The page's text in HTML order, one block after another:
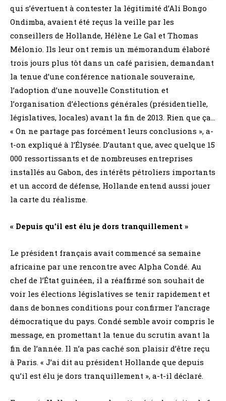
qui s’évertuent à contester la légitimité d’Ali Bongo
Ondimba, avaient été reçus la veille par les
conseillers de Hollande, Hélène Le Gal et Thomas
Mélonio. Ils leur ont remis un mémorandum élaboré
trois jours plus tôt dans un café parisien, demandant
la tenue d’une conférence nationale souveraine,
l’adoption d’une nouvelle Constitution et
l’organisation d’élections générales (présidentielle,
législatives, locales) avant la fin de 2013. Rien que ça…
« On ne partage pas forcément leurs conclusions », a-
t-on expliqué à l’Élysée. D’autant que, avec quelque 15
000 ressortissants et de nombreuses entreprises
installés au Gabon, des intérêts pétroliers importants
et un accord de défense, Hollande entend aussi jouer
la carte du réalisme.
« Depuis qu’il est élu je dors tranquillement »
Le président français avait commencé sa semaine
africaine par une rencontre avec Alpha Condé. Au
chef de l’État guinéen, il a réaffirmé son souhait de
voir les élections législatives se tenir rapidement et
dans de bonnes conditions pour confirmer l’ancrage
démocratique du pays. Condé semble avoir compris le
message, en promettant la tenue du scrutin avant la
fin de l’année. Il n’a pas caché son plaisir d’être reçu
à Paris. « J’ai dit au président Hollande que depuis
qu’il est élu je dors tranquillement », a-t-il déclaré.